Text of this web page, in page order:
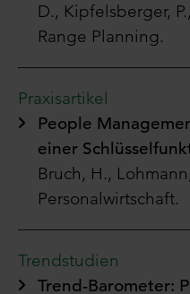
D., Kipfelsberger,
Range Planning.
Praxisartikel
People
einer
Bruch, H.,
Personalwirtschaft.
Trendstudien
Trend-Barometer: